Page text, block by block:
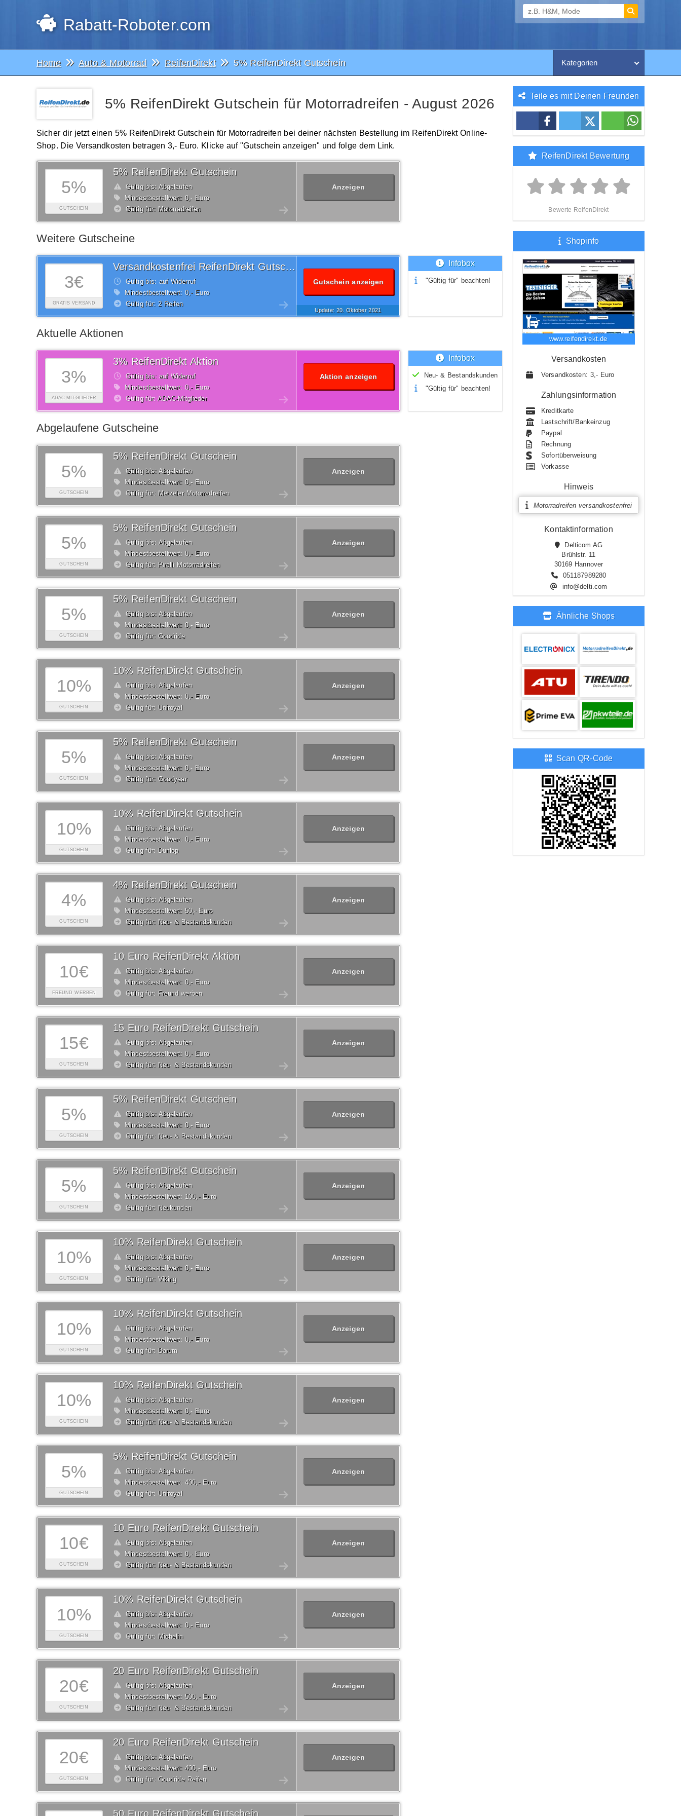
Rabatt-Roboter.com
Home Auto & Motorrad ReifenDirekt 5% ReifenDirekt Gutschein Kategorien
5% ReifenDirekt Gutschein für Motorradreifen - August 2026
Sicher dir jetzt einen 5% ReifenDirekt Gutschein für Motorradreifen bei deiner nächsten Bestellung im ReifenDirekt Online-
Shop. Die Versandkosten betragen 3,- Euro. Klicke auf "Gutschein anzeigen" und folge dem Link.
5%
GUTSCHEIN
5% ReifenDirekt Gutschein
Gültig bis: Abgelaufen
Mindestbestellwert: 0,- Euro
Gültig für: Motorradreifen
Anzeigen
Weitere Gutscheine
3€
GRATIS VERSAND
Versandkostenfrei ReifenDirekt Gutschein
Gültig bis: auf Widerruf
Mindestbestellwert: 0,- Euro
Gültig für: 2 Reifen
Gutschein anzeigen
Update: 20. Oktober2021
Infobox
"Gültig für" beachten!
Aktuelle Aktionen
3%
ADAC-MITGLIEDER
3% ReifenDirekt Aktion
Gültig bis: auf Widerruf
Mindestbestellwert: 0,- Euro
Gültig für: ADAC-Mitglieder
Aktion anzeigen
Infobox
Neu- & Bestandskunden
"Gültig für" beachten!
Abgelaufene Gutscheine
5%
GUTSCHEIN
5% ReifenDirekt Gutschein
Gültig bis: Abgelaufen
Mindestbestellwert: 0,- Euro
Gültig für: Metzeler Motorradreifen
Anzeigen
5%
GUTSCHEIN
5% ReifenDirekt Gutschein
Gültig bis: Abgelaufen
Mindestbestellwert: 0,- Euro
Gültig für: Pirelli Motorradreifen
Anzeigen
5%
GUTSCHEIN
5% ReifenDirekt Gutschein
Gültig bis: Abgelaufen
Mindestbestellwert: 0,- Euro
Gültig für: Goodride
Anzeigen
10%
GUTSCHEIN
10% ReifenDirekt Gutschein
Gültig bis: Abgelaufen
Mindestbestellwert: 0,- Euro
Gültig für: Uniroyal
Anzeigen
5%
GUTSCHEIN
5% ReifenDirekt Gutschein
Gültig bis: Abgelaufen
Mindestbestellwert: 0,- Euro
Gültig für: Goodyear
Anzeigen
10%
GUTSCHEIN
10% ReifenDirekt Gutschein
Gültig bis: Abgelaufen
Mindestbestellwert: 0,- Euro
Gültig für: Dunlop
Anzeigen
4%
GUTSCHEIN
4% ReifenDirekt Gutschein
Gültig bis: Abgelaufen
Mindestbestellwert: 50,- Euro
Gültig für: Neu- & Bestandskunden
Anzeigen
10€
FREUND WERBEN
10 Euro ReifenDirekt Aktion
Gültig bis: Abgelaufen
Mindestbestellwert: 0,- Euro
Gültig für: Freund werben
Anzeigen
15€
GUTSCHEIN
15 Euro ReifenDirekt Gutschein
Gültig bis: Abgelaufen
Mindestbestellwert: 0,- Euro
Gültig für: Neu- & Bestandskunden
Anzeigen
5%
GUTSCHEIN
5% ReifenDirekt Gutschein
Gültig bis: Abgelaufen
Mindestbestellwert: 0,- Euro
Gültig für: Neu- & Bestandskunden
Anzeigen
5%
GUTSCHEIN
5% ReifenDirekt Gutschein
Gültig bis: Abgelaufen
Mindestbestellwert: 100,- Euro
Gültig für: Neukunden
Anzeigen
10%
GUTSCHEIN
10% ReifenDirekt Gutschein
Gültig bis: Abgelaufen
Mindestbestellwert: 0,- Euro
Gültig für: Viking
Anzeigen
10%
GUTSCHEIN
10% ReifenDirekt Gutschein
Gültig bis: Abgelaufen
Mindestbestellwert: 0,- Euro
Gültig für: Barum
Anzeigen
10%
GUTSCHEIN
10% ReifenDirekt Gutschein
Gültig bis: Abgelaufen
Mindestbestellwert: 0,- Euro
Gültig für: Neu- & Bestandskunden
Anzeigen
5%
GUTSCHEIN
5% ReifenDirekt Gutschein
Gültig bis: Abgelaufen
Mindestbestellwert: 400,- Euro
Gültig für: Uniroyal
Anzeigen
10€
GUTSCHEIN
10 Euro ReifenDirekt Gutschein
Gültig bis: Abgelaufen
Mindestbestellwert: 0,- Euro
Gültig für: Neu- & Bestandskunden
Anzeigen
10%
GUTSCHEIN
10% ReifenDirekt Gutschein
Gültig bis: Abgelaufen
Mindestbestellwert: 0,- Euro
Gültig für: Michelin
Anzeigen
20€
GUTSCHEIN
20 Euro ReifenDirekt Gutschein
Gültig bis: Abgelaufen
Mindestbestellwert: 500,- Euro
Gültig für: Neu- & Bestandskunden
Anzeigen
20€
GUTSCHEIN
20 Euro ReifenDirekt Gutschein
Gültig bis: Abgelaufen
Mindestbestellwert: 400,- Euro
Gültig für: Goodride Reifen
Anzeigen
50 Euro ReifenDirekt Gutschein
Teile es mit Deinen Freunden
ReifenDirekt Bewertung
Bewerte ReifenDirekt
Shopinfo
www.reifendirekt.de
Versandkosten
Versandkosten: 3,- Euro
Zahlungsinformation
Kreditkarte
Lastschrift/Bankeinzug
Paypal
Rechnung
Sofortüberweisung
Vorkasse
Hinweis
Motorradreifen versandkostenfrei
Kontaktinformation
Delticom AG
Brühlstr. 11
30169 Hannover
051187989280
info@delti.com
Ähnliche Shops
Scan QR-Code